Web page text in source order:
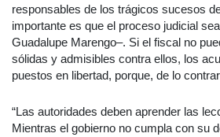
responsables de los trágicos sucesos
importante es que el proceso judicial
Guadalupe Marengo–. Si el fiscal no
sólidas y admisibles contra ellos, los
puestos en libertad, porque, de lo
“Las autoridades deben aprender las
Mientras el gobierno no cumpla con su